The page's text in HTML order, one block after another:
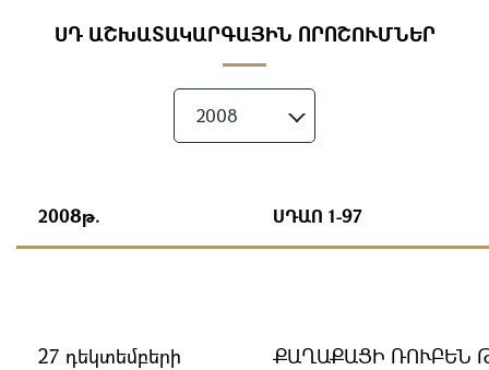
ՍԴ ԱՇԽԱՏԱԿԱՐԳԱՅԻՆ ՈՐՈՇՈՒՄՆԵՐ
2008
2008թ. ՍԴԱՈ 1-97
27 դեկտեմբերի
ՔԱՂԱՔԱՑԻ ՌՈՒԲԵՆ